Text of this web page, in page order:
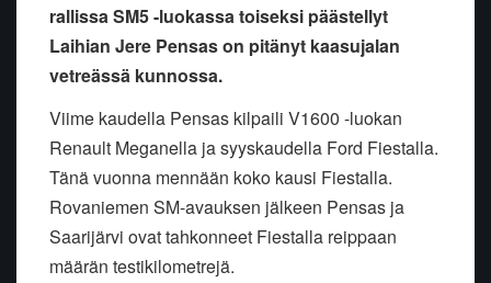
rallissa SM5 -luokassa toiseksi päästellyt
Laihian Jere Pensas on pitänyt kaasujalan
vetreässä kunnossa.
Viime kaudella Pensas kilpaili V1600 -luokan
Renault Meganella ja syyskaudella Ford Fiestalla.
Tänä vuonna mennään koko kausi Fiestalla.
Rovaniemen SM-avauksen jälkeen Pensas ja
Saarijärvi ovat tahkonneet Fiestalla reippaan
määrän testikilometrejä.